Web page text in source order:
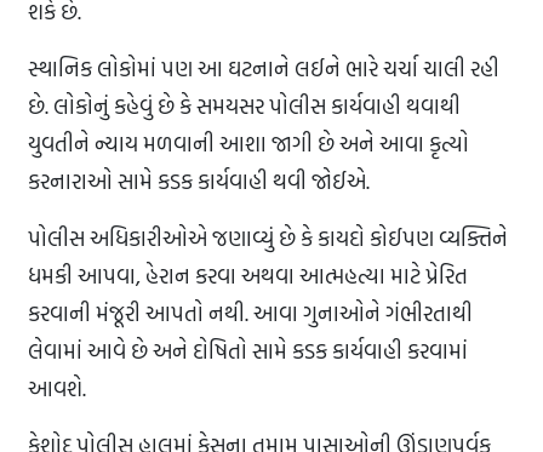
શકે છે.
સ્થાનિક લોકોમાં પણ આ ઘટનાને લઈને ભારે ચર્ચા ચાલી રહી
છે. લોકોનું કહેવું છે કે સમયસર પોલીસ કાર્યવાહી થવાથી
યુવતીને ન્યાય મળવાની આશા જાગી છે અને આવા કૃત્યો
કરનારાઓ સામે કડક કાર્યવાહી થવી જોઈએ.
પોલીસ અધિકારીઓએ જણાવ્યું છે કે કાયદો કોઈપણ વ્યક્તિને
ધમકી આપવા, હેરાન કરવા અથવા આત્મહત્યા માટે પ્રેરિત
કરવાની મંજૂરી આપતો નથી. આવા ગુનાઓને ગંભીરતાથી
લેવામાં આવે છે અને દોષિતો સામે કડક કાર્યવાહી કરવામાં
આવશે.
કેશોદ પોલીસ હાલમાં કેસના તમામ પાસાઓની ઊંડાણપૂર્વક